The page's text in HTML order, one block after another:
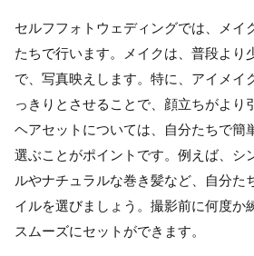
セルフフォトウェディングでは、メイ
たちで行います。メイクは、普段より
で、写真映えします。特に、アイメイ
っきりとさせることで、顔立ちがより
ヘアセットについては、自分たちで簡
選ぶことがポイントです。例えば、シ
ルやナチュラルな巻き髪など、自分た
イルを選びましょう。撮影前に何度か
スムーズにセットができます。